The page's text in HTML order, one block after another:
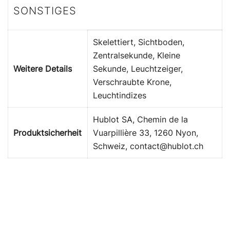
SONSTIGES
Weitere Details
Skelettiert, Sichtboden,
Zentralsekunde, Kleine
Sekunde, Leuchtzeiger,
Verschraubte Krone,
Leuchtindizes
Produktsicherheit
Hublot SA, Chemin de la
Vuarpillière 33, 1260 Nyon,
Schweiz, contact@hublot.ch